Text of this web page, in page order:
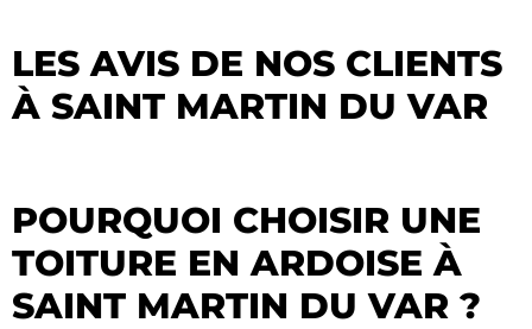
LES AVIS DE NOS CLIENTS
À SAINT MARTIN DU VAR
POURQUOI CHOISIR UNE
TOITURE EN ARDOISE À
SAINT MARTIN DU VAR ?